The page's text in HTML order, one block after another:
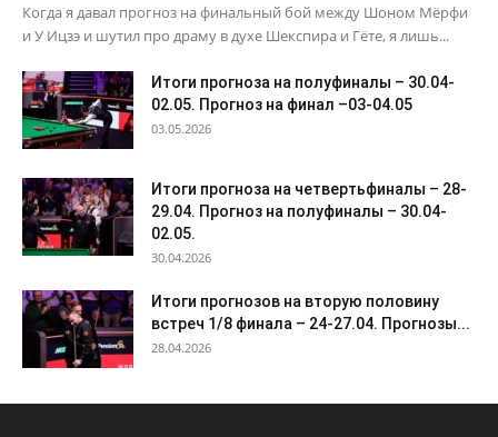
Когда я давал прогноз на финальный бой между Шоном Мёрфи
и У Ицзэ и шутил про драму в духе Шекспира и Гёте, я лишь...
Итоги прогноза на полуфиналы – 30.04-
02.05. Прогноз на финал –03-04.05
03.05.2026
Итоги прогноза на четвертьфиналы – 28-
29.04. Прогноз на полуфиналы – 30.04-
02.05.
30.04.2026
Итоги прогнозов на вторую половину
встреч 1/8 финала – 24-27.04. Прогнозы...
28.04.2026